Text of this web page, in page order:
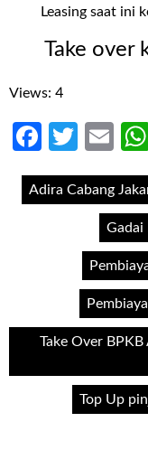
Leasing saat ini
Take over
Views: 4
Facebook
Adira Cabang
Gadai
Take Over
Top Up